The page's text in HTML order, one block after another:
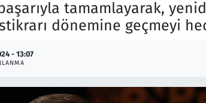
tamamlayarak,
dönemine geçmeyi
- 13:07